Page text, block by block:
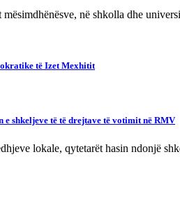
në shkolla dhe
të Izet Mexhitit
shkeljeve të të drejtave të votimit në RMV
lokale, qytetarët hasin ndonjë